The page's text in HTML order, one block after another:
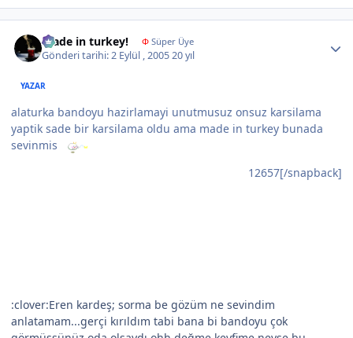
made in turkey! ΦSüper Üye
Gönderi tarihi:2 Eylül , 200520 yıl
YAZAR
alaturka bandoyu hazirlamayi unutmusuz onsuz karsilama
yaptik sade bir karsilama oldu ama made in turkey bunada
sevinmis
12657[/snapback]
:clover:Eren kardeş; sorma be gözüm ne sevindim
anlatamam...gerçi kırıldım tabi bana bi bandoyu çok